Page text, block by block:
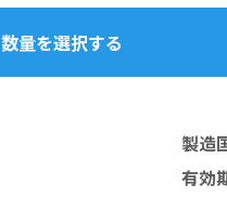
数量を選択する
製造
有効